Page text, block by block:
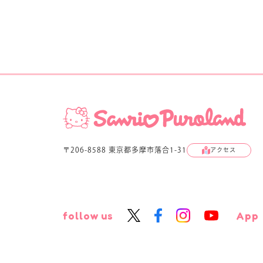
〒206-8588 東京都多摩市落合1-31 アクセス
follow us App